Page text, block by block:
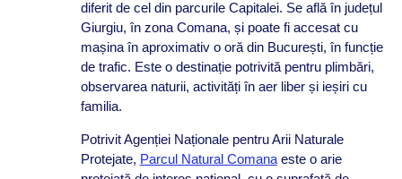
diferit de cel din parcurile Capitalei. Se află în județul
Giurgiu, în zona Comana, și poate fi accesat cu
mașina în aproximativ o oră din București, în funcție
de trafic. Este o destinație potrivită pentru plimbări,
observarea naturii, activități în aer liber și ieșiri cu
familia.
Potrivit Agenției Naționale pentru Arii Naturale
Protejate, Parcul Natural Comanaeste o arie